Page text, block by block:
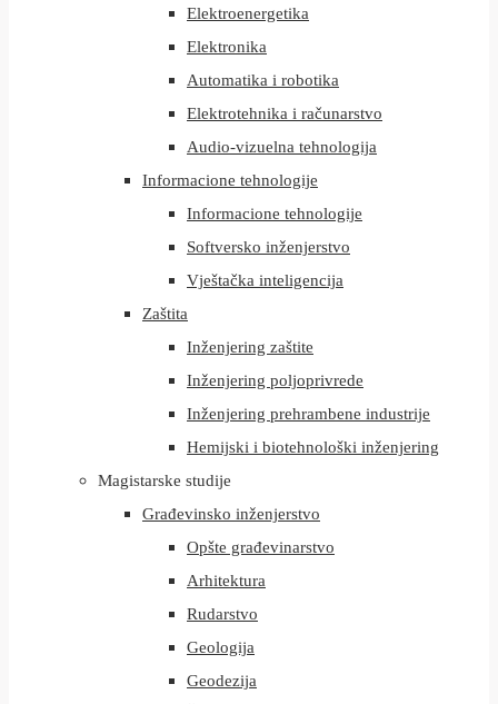
Elektroenergetika
Elektronika
Automatika i robotika
Elektrotehnika i računarstvo
Audio-vizuelna tehnologija
Informacione tehnologije
Informacione tehnologije
Softversko inženjerstvo
Vještačka inteligencija
Zaštita
Inženjering zaštite
Inženjering poljoprivrede
Inženjering prehrambene industrije
Hemijski i biotehnološki inženjering
Magistarske studije
Građevinsko inženjerstvo
Opšte građevinarstvo
Arhitektura
Rudarstvo
Geologija
Geodezija